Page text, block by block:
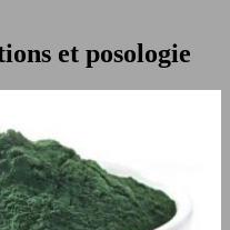
et posologie